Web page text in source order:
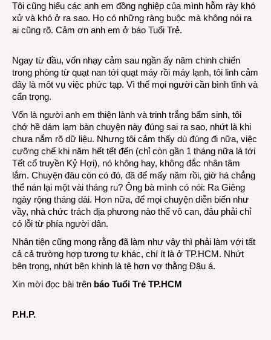
Tôi cũng hiểu các anh em đồng nghiệp của mình hỗm rày khó
xử và khó ở ra sao. Họ có những ràng buộc mà không nói ra
ai cũng rõ. Cảm ơn anh em ở báo Tuổi Trẻ.
Ngay từ đầu, vốn nhạy cảm sau ngần ấy năm chinh chiến
trong phòng từ quạt nan tới quạt máy rồi máy lạnh, tôi linh cảm
đây là môt vụ việc phức tạp. Vì thế mọi người cần bình tĩnh và
cẩn trọng.
Vốn là người anh em thiện lành và trinh trắng bẩm sinh, tôi
chớ hề dám lạm bàn chuyện này đúng sai ra sao, nhứt là khi
chưa nắm rõ dữ liệu. Nhưng tôi cảm thấy dù đúng đi nữa, việc
cưỡng chế khi năm hết tết đến (chỉ còn gần 1 tháng nữa là tới
Tết cổ truyền Kỷ Hợi), nó không hay, không đắc nhân tâm
lắm. Chuyện đâu còn có đó, đã để mấy năm rồi, giờ há chẳng
thể nán lại một vài tháng ru? Ông bà mình có nói: Ra Giêng
ngày rộng tháng dài. Hơn nữa, để mọi chuyện diễn biến như
vầy, nhà chức trách địa phương nào thể vô can, đâu phải chỉ
có lỗi từ phía người dân.
Nhân tiện cũng mong rằng đã làm như vậy thì phải làm với tất
cả cả trường hợp tương tự khác, chí ít là ở TP.HCM. Nhứt
bên trọng, nhứt bên khinh là tệ hơn vợ thằng Đậu á.
Xin mời đọc bài trên báo Tuổi Trẻ TP.HCM
P.H.P.